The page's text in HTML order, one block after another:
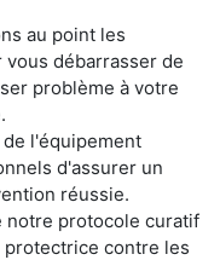
au point les
débarrasser de
problème à votre
l'équipement
d'assurer un
réussie.
notre protocole curatif
contre les